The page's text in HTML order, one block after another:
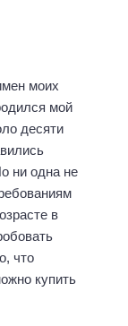
моих
мой
десяти
ни одна не
в
что
купить